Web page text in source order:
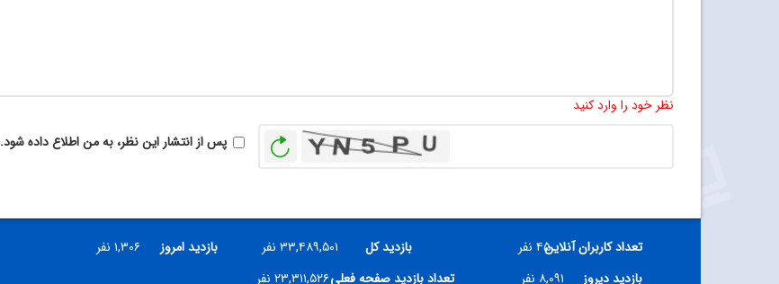
نظر خود را وارد کنید
بازخوانیپس از انتشار این نظر، به من اطلاع داده شود.
تعداد کاربران آنلاین۴۵ نفر بازدید کل ۳۳,۴۸۹,۵۰۱ نفر بازدید امروز
۱,۳۰۶ نفر
بازدید دیروز
۸,۰۹۱ نفر تعداد بازدید صفحه فعلی۲۳,۳۱۱,۵۲۶ نفر